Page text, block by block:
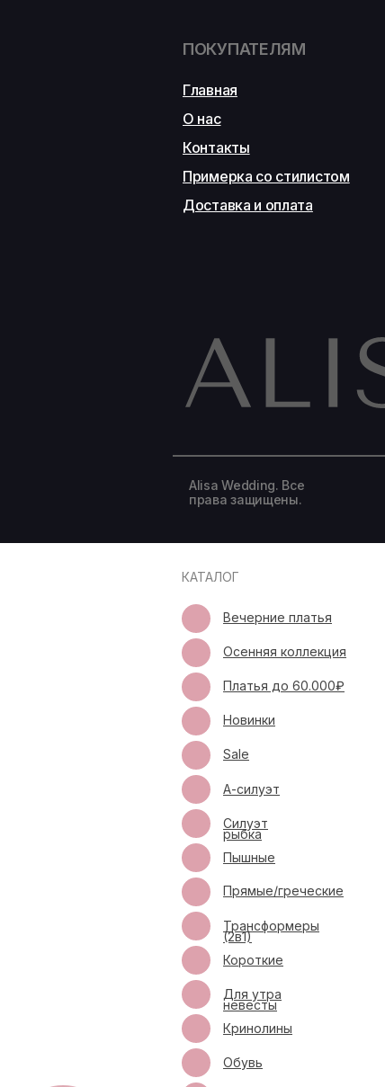
Alisa Wedding. Все
права защищены.
Главная
О нас
Контакты
Примерка со стилистом
Доставка и оплата
ПОКУПАТЕЛЯМ
КАТАЛОГ
Осенняя коллекция
Вечерние платья
Силуэт
рыбка
Новинки
Платья до 60.000₽
А-силуэт
Пышные
Прямые/греческие
Трансформеры
(2в1)
Короткие
Обувь
Для утра
невесты
Кринолины
Sale